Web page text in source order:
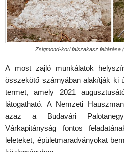
Zsigmond-kori falszakasz feltárása
A most zajló munkálatok
összekötő szárnyában alakítják ki
termet, amely 2021
látogatható. A Nemzeti
azaz a Budavári
Várkapitányság fontos
leleteket, épületmaradványokat